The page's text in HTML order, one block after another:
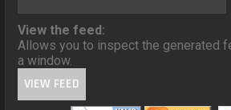
View the feed:
Allows you to inspect the generated
a window.